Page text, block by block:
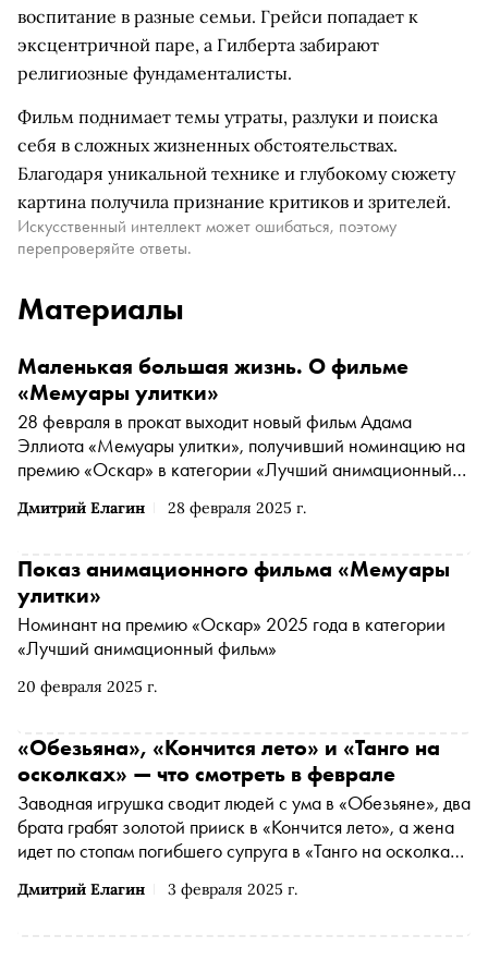
воспитание в разные семьи. Грейси попадает к
эксцентричной паре, а Гилберта забирают
религиозные фундаменталисты.
Фильм поднимает темы утраты, разлуки и поиска
себя в сложных жизненных обстоятельствах.
Благодаря уникальной технике и глубокому сюжету
картина получила признание критиков и зрителей.
Искусственный интеллект может ошибаться, поэтому
перепроверяйте ответы.
Материалы
Дмитрий Елагин 28 февраля 2025 г.
Маленькая большая жизнь. О фильме
«Мемуары улитки»
28 февраля в прокат выходит новый фильм Адама
Эллиота «Мемуары улитки», получивший номинацию на
премию «Оскар» в категории «Лучший анимационный
фильм также получил одну из главных наград самого
том, чем так интересна трагичная история двух
близнецов в «Мемуарах улитки» и чем это кино похоже
на книгу «Маленькая жизнь», — в материале «Сноба»
20 февраля 2025 г.
Показ анимационного фильма «Мемуары
улитки»
Номинант на премию «Оскар» 2025 года в категории
«Лучший анимационный фильм»
Дмитрий Елагин 3 февраля 2025 г.
«Обезьяна», «Кончится лето» и «Танго на
осколках» — что смотреть в феврале
Заводная игрушка сводит людей с ума в «Обезьяне», два
брата грабят золотой прииск в «Кончится лето», а жена
идет по стопам погибшего супруга в «Танго на осколках»